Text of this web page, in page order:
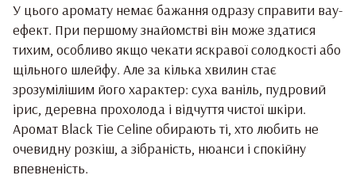
У цього аромату немає бажання одразу справити вау-
ефект. При першому знайомстві він може здатися
тихим, особливо якщо чекати яскравої солодкості або
щільного шлейфу. Але за кілька хвилин стає
зрозумілішим його характер: суха ваніль, пудровий
ірис, деревна прохолода і відчуття чистої шкіри.
Аромат Black Tie Celine обирають ті, хто любить не
очевидну розкіш, а зібраність, нюанси і спокійну
впевненість.